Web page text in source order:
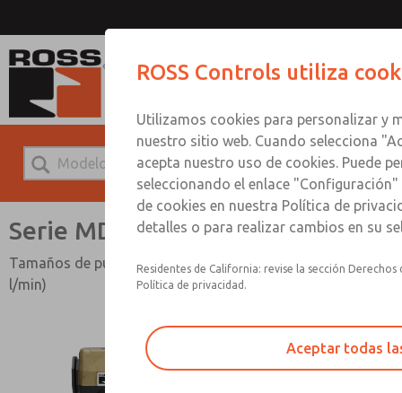
Serie MD4
Tamaños de puerto 3/8" a 3/4"; Flujo a 205 scfm (5806
l/min)
ROSS Controls utiliza
Utilizamos cookies para personalizar y
nuestro sitio web. Cuando selecciona
acepta nuestro uso de cookies. Puede
seleccionando el enlace
de cookies en nuestra Política de
detalles o para realizar cambios en su
Residentes de California: revise la sección
Política de privacidad.
Aceptar todas